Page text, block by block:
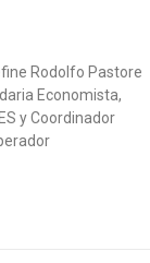
Rodolfo Pastore
Economista,
y Coordinador